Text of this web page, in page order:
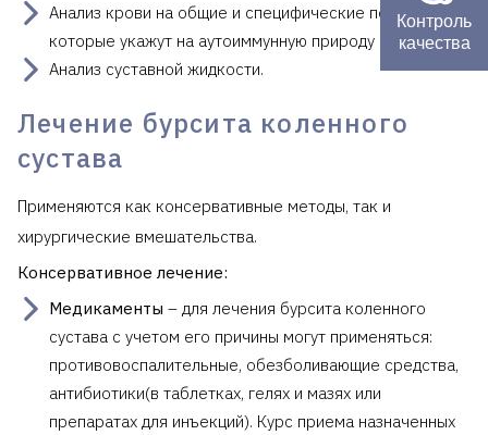
Анализ крови на общие и специфические показатели,
которые укажут на аутоиммунную природу бурсита.
Анализ суставной жидкости.
Лечение бурсита коленного
сустава
Применяются как консервативные методы, так и
хирургические вмешательства.
Консервативное лечение:
Медикаменты – для лечения бурсита коленного
сустава с учетом его причины могут применяться:
противовоспалительные, обезболивающие средства,
антибиотики(в таблетках, гелях и мазях или
препаратах для инъекций). Курс приема назначенных
Контроль
качества